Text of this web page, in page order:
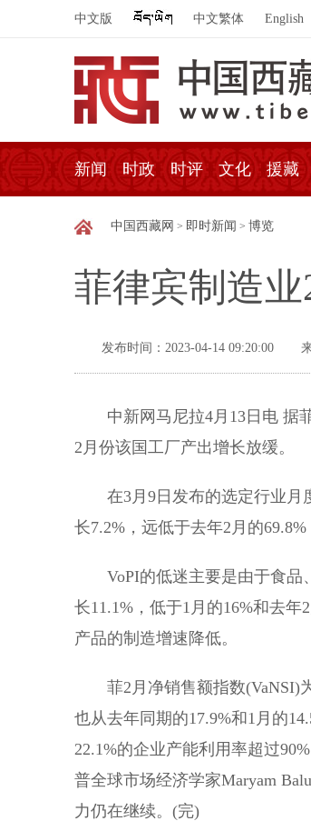
中文版 中文繁体 English
新闻 时政 时评 文化 援藏
中国西藏网 > 即时新闻 > 博览
菲律宾制造
发布时间：2023-04-14 09:20:00
中新网马尼拉4月13日电 据菲
2月份该国工厂产出增长放缓。
在3月9日发布的选定行业月度
长7.2%，远低于去年2月的
VoPI的低迷主要是由于食品
长11.1%，低于1月的16%和去
产品的制造增速降低。
菲2月净销售额指数(VaNSI)为
也从去年同期的17.9%和1月的
22.1%的企业产能利用率超过
普全球市场经济学家Maryam
力仍在继续。(完)